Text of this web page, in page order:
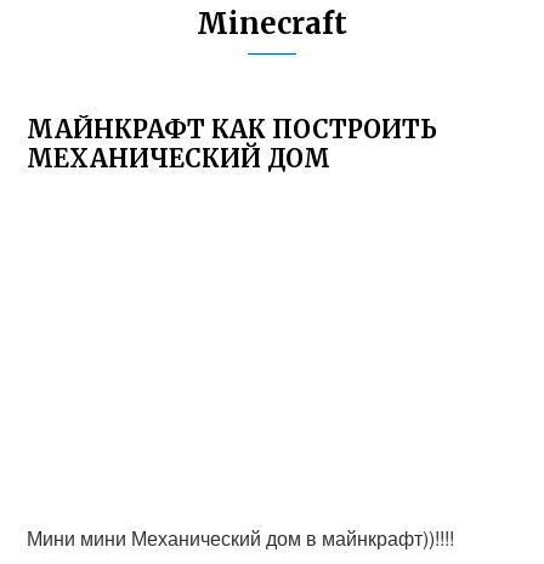
Minecraft
МАЙНКРАФТ КАК ПОСТРОИТЬ
МЕХАНИЧЕСКИЙ ДОМ
Мини мини Механический дом в майнкрафт))!!!!